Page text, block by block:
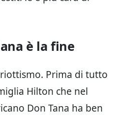
è la fine
Prima di tutto
Hilton che nel
Don Tana ha ben